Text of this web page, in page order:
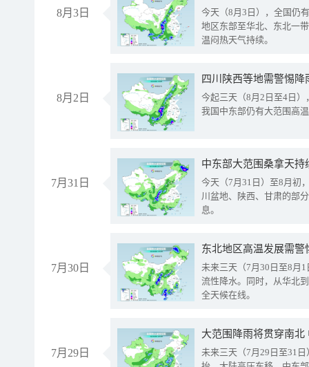
8月3日
今天（8月3日），全国仍
地区东部至华北、东北一
温闷热天气持续。
8月2日
今起三天（8月2日至4日
我国中东部仍有大范围高
7月31日
中东部大范围桑拿天
今天（7月31日）至8月初
川盆地、陕西、甘肃的部
息。
7月30日
东北地区高温发展需
未来三天（7月30日至8月
流性降水。同时，从华北
全天候在线。
7月29日
大范围降雨将贯穿南
未来三天（7月29日至31